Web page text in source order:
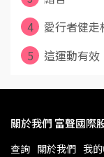
4
愛行者健
5
這運動有
關於我們 富聲國際
查詢 關於我們 我